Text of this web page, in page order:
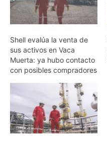
Shell evalúa la venta de
sus activos en Vaca
Muerta: ya hubo contacto
con posibles compradores